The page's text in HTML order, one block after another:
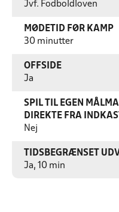
Jvf. Fodboldloven
MØDETID FØR KAMP
30 minutter
OFFSIDE
Ja
SPIL TIL EGEN
DIREKTE FRA INDKAST
Nej
TIDSBEGRÆNSET
Ja, 10 min